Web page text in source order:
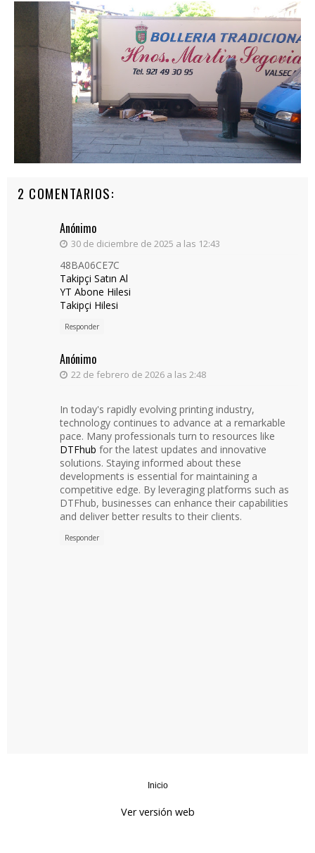
2 COMENTARIOS:
Anónimo
30 de diciembre de 2025 a las 12:43
48BA06CE7C
Takipçi Satın Al
YT Abone Hilesi
Takipçi Hilesi
Responder
Anónimo
22 de febrero de 2026 a las 2:48
In today's rapidly evolving printing industry,
technology continues to advance at a remarkable
pace. Many professionals turn to resources like
DTFhub for the latest updates and innovative
solutions. Staying informed about these
developments is essential for maintaining a
competitive edge. By leveraging platforms such as
DTFhub, businesses can enhance their capabilities
and deliver better results to their clients.
Responder
Inicio
Ver versión web